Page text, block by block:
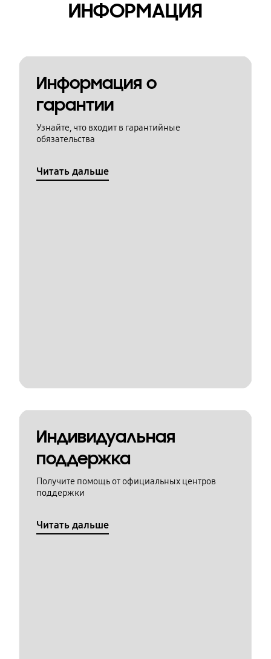
ИНФОРМАЦИЯ
Информация о
гарантии
Узнайте, что входит в гарантийные
обязательства
Читать дальше
Индивидуальная
поддержка
Получите помощь от официальных центров
поддержки
Читать дальше